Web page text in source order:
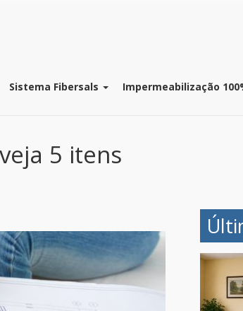
Sistema Fibersals Impermeabilização
5 itens